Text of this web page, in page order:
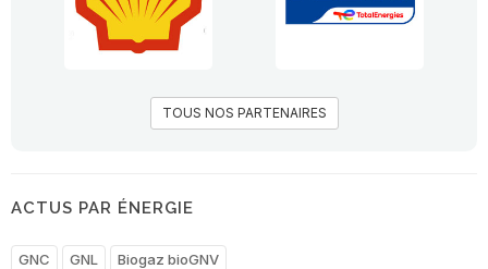
TOUS NOS PARTENAIRES
ACTUS PAR ÉNERGIE
GNC GNL Biogaz bioGNV